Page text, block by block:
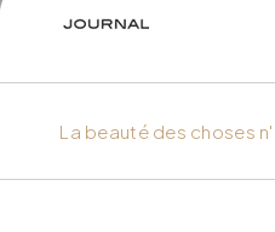
La beauté des choses